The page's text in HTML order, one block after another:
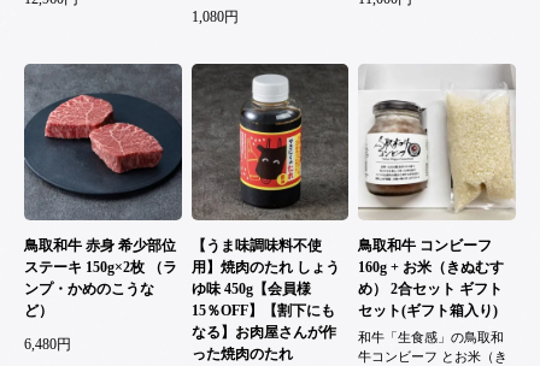
1,080円
鳥取和牛 赤身 希少部位
ステーキ 150g×2枚 （ラ
ンプ・かめのこうな
ど）
6,480円
【うま味調味料不使
用】焼肉のたれ しょう
ゆ味 450g【会員様
15％OFF】【割下にも
なる】お肉屋さんが作
った焼肉のたれ
鳥取和牛 コンビーフ
160g + お米（きぬむす
め） 2合セット ギフト
セット(ギフト箱入り)
和牛「生食感」の鳥取和
牛コンビーフ とお米（き